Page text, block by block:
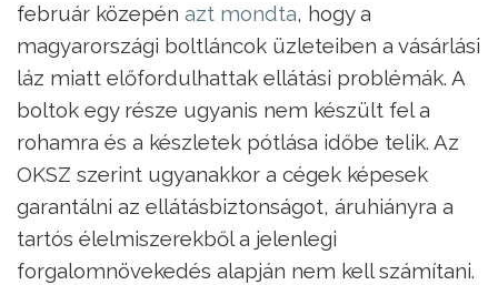
február közepén azt mondta, hogy a
magyarországi boltláncok üzleteiben a vásárlási
láz miatt előfordulhattak ellátási problémák. A
boltok egy része ugyanis nem készült fel a
rohamra és a készletek pótlása időbe telik. Az
OKSZ szerint ugyanakkor a cégek képesek
garantálni az ellátásbiztonságot, áruhiányra a
tartós élelmiszerekből a jelenlegi
forgalomnövekedés alapján nem kell számítani.